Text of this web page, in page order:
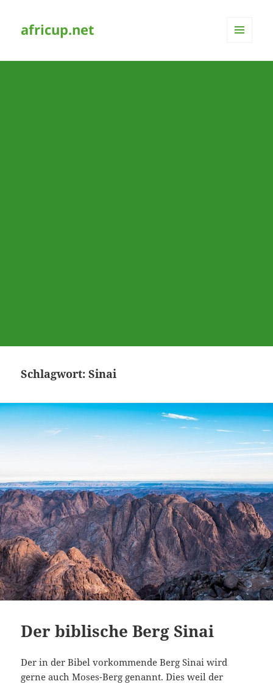
africup.net
Schlagwort:Sinai
Der biblische Berg Sinai
Der in der Bibel vorkommende Berg Sinai wird
gerne auch Moses-Berg genannt. Dies weil der